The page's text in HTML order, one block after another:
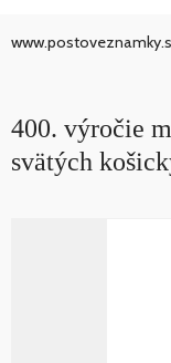
400. výročie
svätých